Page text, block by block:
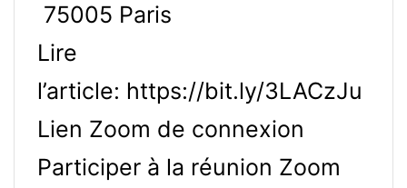
75005 Paris
Lire
l’article: https://bit.ly/3LACzJu
Lien Zoom de connexion
Participer à la réunion Zoom